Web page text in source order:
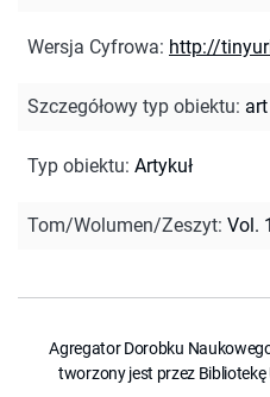
Wersja Cyfrowa: http://
Szczegółowy typ obiektu: art
Typ obiektu: Artykuł
Tom/Wolumen/Zeszyt: Vol.
Agregator Dorobku
tworzony jest przez